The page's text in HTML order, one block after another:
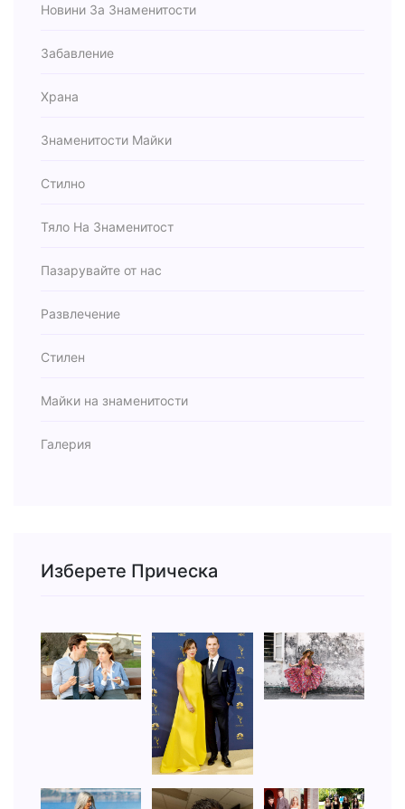
Новини За Знаменитости
Забавление
Храна
Знаменитости Майки
Стилно
Тяло На Знаменитост
Пазарувайте от нас
Развлечение
Стилен
Майки на знаменитости
Галерия
Изберете Прическа